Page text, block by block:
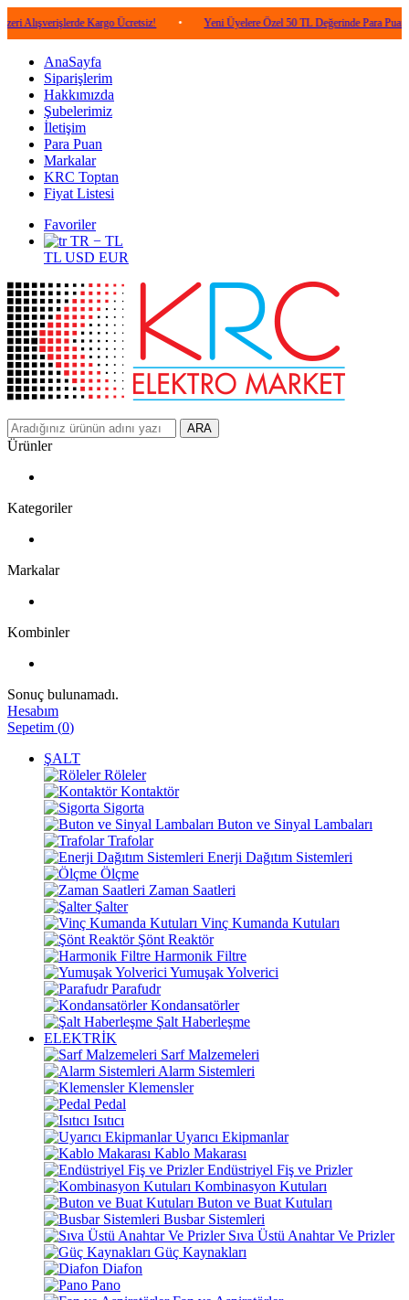
Kargo Ücretsiz! • Yeni Üyelere Özel 50 TL Değerinde Para Puan! •
AnaSayfa
Siparişlerim
Hakkımızda
Şubelerimiz
İletişim
Para Puan
Markalar
KRC Toptan
Fiyat Listesi
Favoriler
TR − TL
TL USD EUR
ARA
Ürünler
Kategoriler
Markalar
Kombinler
Sonuç bulunamadı.
Hesabım
Sepetim (0)
ŞALT
Röleler
Kontaktör
Sigorta
Buton ve Sinyal Lambaları
Trafolar
Enerji Dağıtım Sistemleri
Ölçme
Zaman Saatleri
Şalter
Vinç Kumanda Kutuları
Şönt Reaktör
Harmonik Filtre
Yumuşak Yolverici
Parafudr
Kondansatörler
Şalt Haberleşme
ELEKTRİK
Sarf Malzemeleri
Alarm Sistemleri
Klemensler
Pedal
Isıtıcı
Uyarıcı Ekipmanlar
Kablo Makarası
Endüstriyel Fiş ve Prizler
Kombinasyon Kutuları
Buton ve Buat Kutuları
Busbar Sistemleri
Sıva Üstü Anahtar Ve Prizler
Güç Kaynakları
Diafon
Pano